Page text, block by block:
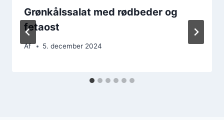
Grønkålssalat med rødbeder og
fetaost
Af 5. december 2024